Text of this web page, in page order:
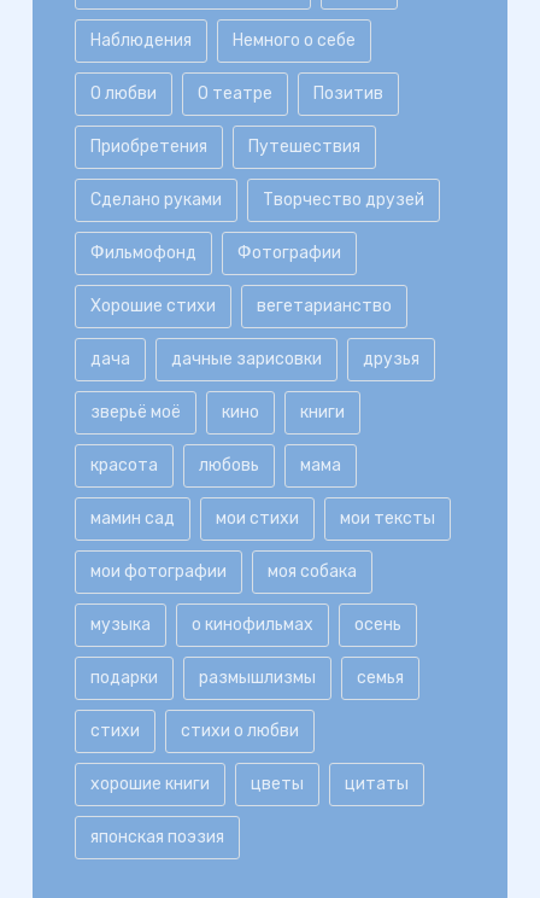
Наблюдения Немного о себе
О любви О театре Позитив
Приобретения Путешествия
Сделано руками Творчество друзей
Фильмофонд Фотографии
Хорошие стихи вегетарианство
дача дачные зарисовки друзья
зверьё моё кино книги
красота любовь мама
мамин сад мои стихи мои тексты
мои фотографии моя собака
музыка о кинофильмах осень
подарки размышлизмы семья
стихи стихи о любви
хорошие книги цветы цитаты
японская поэзия